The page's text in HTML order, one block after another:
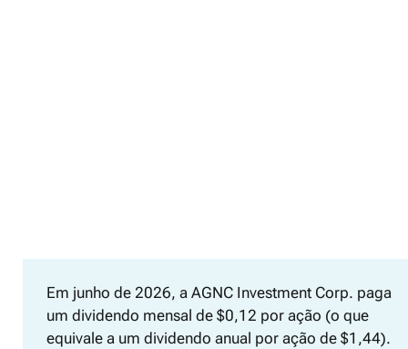
Em junho de 2026, a AGNC Investment Corp. paga
um dividendo mensal de $0,12 por ação (o que
equivale a um dividendo anual por ação de $1,44).